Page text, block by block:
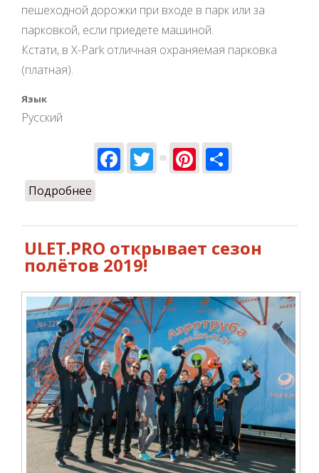
пешеходной дорожки при входе в парк или за
парковкой, если приедете машиной.
Кстати, в X-Park отличная охраняемая парковка
(платная).
Язык
Русский
Facebook
TwitterPinterest
Подробнее
ULET.PRO открывает сезон
полётов 2019!